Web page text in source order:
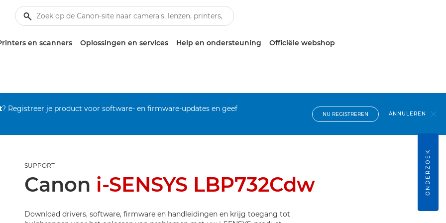
en scanners Oplossingen en services Help en ondersteuning Officiële webshop
? Registreer je product voor software- en firmware-updates en geef
NU REGISTREREN ANNULEREN
SUPPORT
Canon i-SENSYS LBP732Cdw
Download drivers, software, firmware en handleidingen en krijg toegang tot
ONDERZOEK